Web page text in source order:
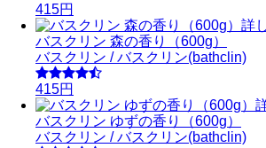
415円
詳
バスクリン 森の香り（600g）
バスクリン / バスクリン(bathclin)
415円
バスクリン ゆずの香り（600g）
バスクリン / バスクリン(bathclin)